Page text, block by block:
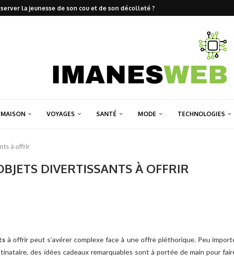
la jeunesse de son cou et de son décolleté ?
MAISON VOYAGES SANTÉ MODE TECHNOLOGIES
à offrir
DIVERTISSANTS À OFFRIR
à offrir peut s’avérer complexe face à une offre pléthorique. Peu
des idées cadeaux remarquables sont à portée de main pour